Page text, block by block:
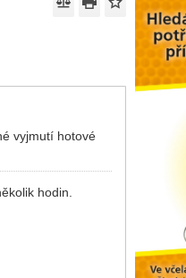
vyjmutí hotové
hodin.